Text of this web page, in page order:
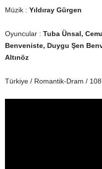
Müzik : Yıldıray Gürgen
Oyuncular : Tuba Ünsal,
Benveniste, Duygu Şen
Altınöz
Türkiye / Romantik-Dram / 108